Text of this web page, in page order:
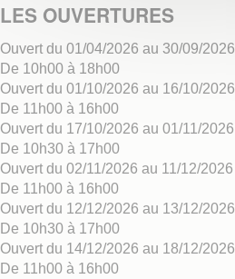
LES OUVERTURES
Ouvert du 01/04/2026 au 30/09/2026
De 10h00 à 18h00
Ouvert du 01/10/2026 au 16/10/2026
De 11h00 à 16h00
Ouvert du 17/10/2026 au 01/11/2026
De 10h30 à 17h00
Ouvert du 02/11/2026 au 11/12/2026
De 11h00 à 16h00
Ouvert du 12/12/2026 au 13/12/2026
De 10h30 à 17h00
Ouvert du 14/12/2026 au 18/12/2026
De 11h00 à 16h00